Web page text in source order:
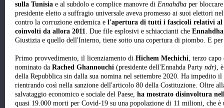
sulla Tunisia e al subdolo e complice manovre di Ennahdha per
presidente eletto a suffragio universale aveva promesso ai suoi elettori
contro la corruzione endemica e l'apertura di tutti i fascicoli relativi al
coinvolti da allora 2011. Due file esplosivi e schiaccianti che Ennahdha
Giustizia e quello dell'Interno, tiene sotto una copertura di piombo. E
Primo provvedimento, il licenziamento di Hichem Mechichi, terzo
nominato da Rached Ghannouchi (presidente dell'Ennahda Party ndr),
della Repubblica sin dalla sua nomina nel settembre 2020. Ha impedito
rientrando così nella sanzione dell'articolo 80 della Costituzione. Oltre
salvataggio economico e sociale del Paese, ha mostrato disinvoltura
quasi 19.000 morti per Covid-19 su una popolazione di 11 milioni, che